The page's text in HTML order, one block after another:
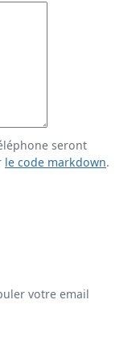
seront
le code markdown.
votre email